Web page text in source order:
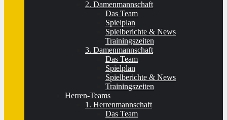
2. Damenmannschaft
Das Team
Spielplan
Spielberichte & News
Trainingszeiten
3. Damenmannschaft
Das Team
Spielplan
Spielberichte & News
Trainingszeiten
Herren-Teams
1. Herrenmannschaft
Das Team